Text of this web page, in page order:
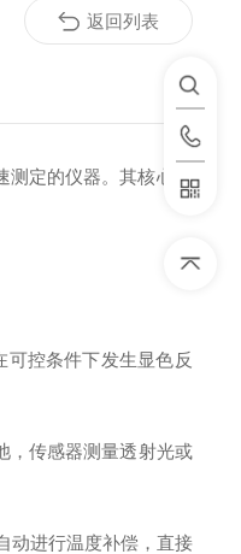
测定的仪器。其核心目
控条件下发生显色反
，传感器测量透射光或
动进行温度补偿，直接
返回列表